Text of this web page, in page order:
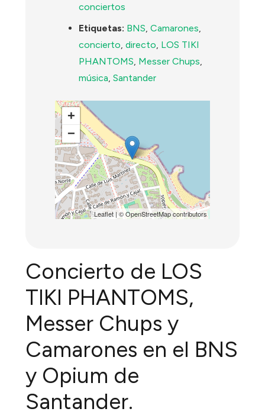
conciertos
Etiquetas: BNS ,Camarones
concierto ,directo LOS TIKI
PHANTOMS Messer Chups
música ,Santander
+
−
Leaflet| ©OpenStreetMapcontributors
Concierto de LOS
TIKI PHANTOMS,
Messer Chups y
Camarones en el BNS
y Opium de
Santander.